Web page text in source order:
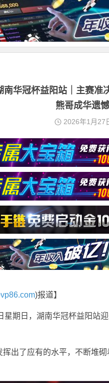
南华冠杯益阳站｜主赛
熊哥成华遗
2026年1月27
)报道】
星期日，湖南华冠杯益阳站
挥出了应有的水平，不断堆